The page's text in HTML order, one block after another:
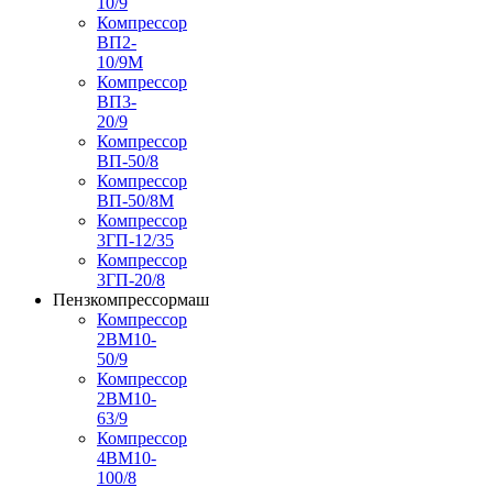
Компрессор
ВП2-
10/9М
Компрессор
ВП3-
20/9
Компрессор
ВП-50/8
Компрессор
ВП-50/8М
Компрессор
3ГП-12/35
Компрессор
3ГП-20/8
Пензкомпрессормаш
Компрессор
2ВМ10-
50/9
Компрессор
2ВМ10-
63/9
Компрессор
4ВМ10-
100/8